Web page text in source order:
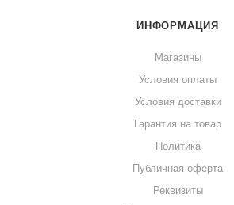
ИНФОРМАЦИЯ
Магазины
Условия оплаты
Условия доставки
Гарантия на товар
Политика
Публичная оферта
Реквизиты